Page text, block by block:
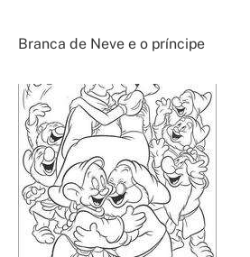
Branca de Neve e o príncipe